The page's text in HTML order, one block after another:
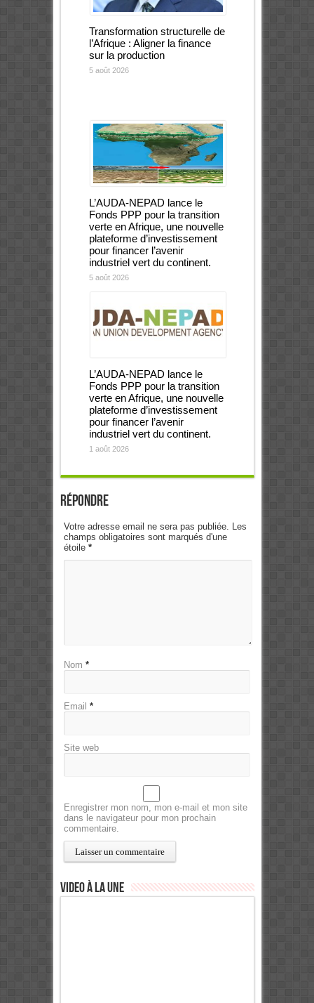
Transformation structurelle de
l’Afrique : Aligner la finance
sur la production
5 août 2026
L’AUDA-NEPAD lance le
Fonds PPP pour la transition
verte en Afrique, une nouvelle
plateforme d’investissement
pour financer l’avenir
industriel vert du continent.
5 août 2026
L’AUDA-NEPAD lance le
Fonds PPP pour la transition
verte en Afrique, une nouvelle
plateforme d’investissement
pour financer l’avenir
industriel vert du continent.
1 août 2026
Répondre
Votre adresse email ne sera pas publiée. Les
champs obligatoires sont marqués d'une
étoile *
Nom *
Email *
Site web
Enregistrer mon nom, mon e-mail et mon site
dans le navigateur pour mon prochain
commentaire.
Video à la Une